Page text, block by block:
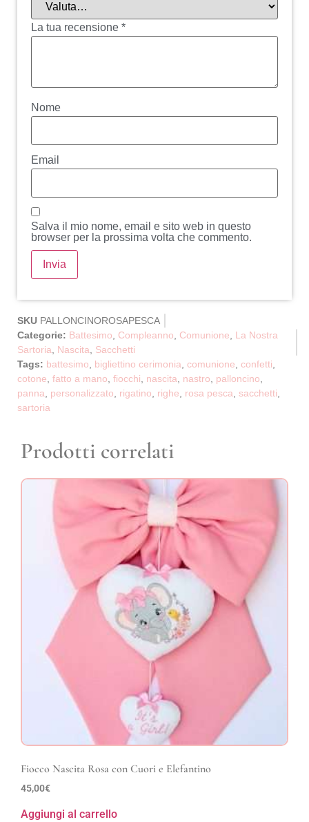
La tua recensione *
Nome
Email
Salva il mio nome, email e sito web in questo
browser per la prossima volta che commento.
SKU PALLONCINOROSAPESCA
Categorie: Battesimo Compleanno Comunione
La Nostra
Sartoria
Nascita
Sacchetti
Tags: battesimo bigliettino cerimonia comunione confetti
cotone fatto a mano fiocchi nascita nastro palloncino
panna
personalizzato rigatino righe rosa pesca sacchetti
sartoria
Prodotti correlati
Fiocco Nascita Rosa con Cuori e Elefantino
45,00€
Aggiungi al carrello